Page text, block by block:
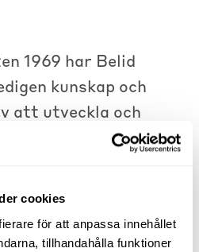
cookies
för att anpassa innehållet
tillhandahålla funktioner
1969 har Belid
kunskap och
att utveckla och
belysning med
Med tiden